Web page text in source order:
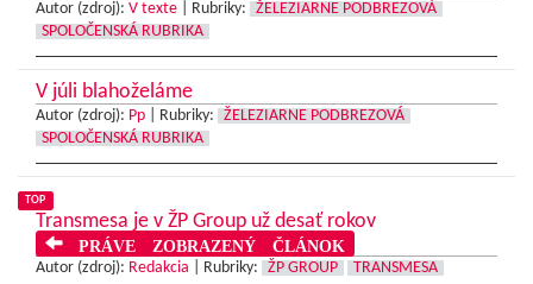
Autor (zdroj): V texte Rubriky:
ŽELEZIARNE PODBREZOVÁ
SPOLOČENSKÁ RUBRIKA
V júli blahoželáme
Autor (zdroj): Pp Rubriky:
ŽELEZIARNE PODBREZOVÁ
SPOLOČENSKÁ RUBRIKA
TOP
Transmesa je v ŽP Group už desať rokov
PRÁVE ZOBRAZENÝ ČLÁNOK
Autor (zdroj): Redakcia Rubriky: ŽP GROUP TRANSMESA